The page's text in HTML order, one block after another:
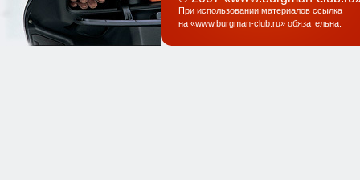
При использовании материалов ссылка
на «www.burgman-club.ru» обязательна